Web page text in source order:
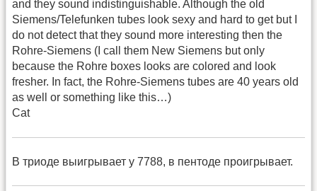
and they sound indistinguishable. Although the old
Siemens/Telefunken tubes look sexy and hard to get but I
do not detect that they sound more interesting then the
Rohre-Siemens (I call them New Siemens but only
because the Rohre boxes looks are colored and look
fresher. In fact, the Rohre-Siemens tubes are 40 years old
as well or something like this…)
Cat
В триоде выигрывает у 7788, в пентоде проигрывает.